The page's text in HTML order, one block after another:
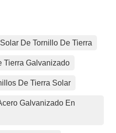
De Tornillo De Tierra
Tierra Galvanizado
De Tierra Solar
Galvanizado En